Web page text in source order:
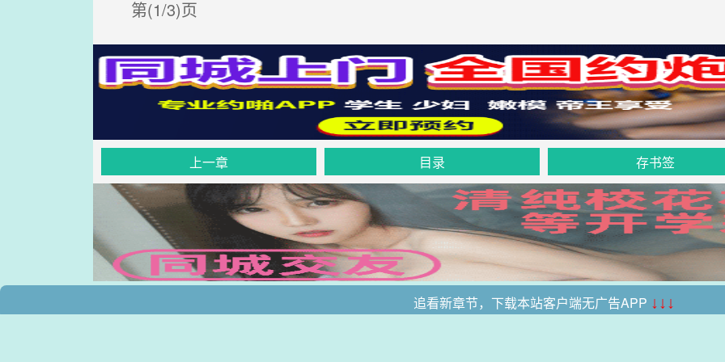
第(1/3)页
.
上一章 目录 存书签
.
追看新章节，下载本站客户端无广告APP ↓↓↓